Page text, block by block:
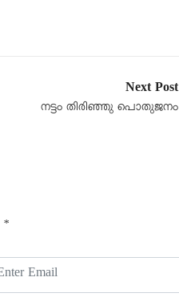
Next Post
നട്ടം തിരിഞ്ഞു പൊതുജനം
*